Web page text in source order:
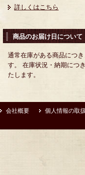
詳しくはこちら
商品のお届け日について
通常在庫がある商品につ
す。 在庫状況・納期につ
たします。
会社概要 個人情報の取